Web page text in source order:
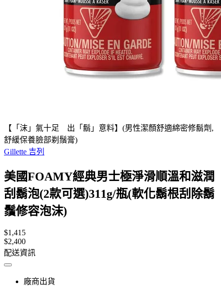
【「沫」氣十足 出「鬍」意料】(男性潔顏舒適綿密修鬍劑,
舒緩保養臉部剃鬚膏)
Gillette 吉列
美國FOAMY經典男士極淨滑順溫和滋潤
刮鬍泡(2款可選)311g/瓶(軟化鬍根刮除鬍
鬚修容泡沫)
$1,415
$2,400
配送資訊
廠商出貨